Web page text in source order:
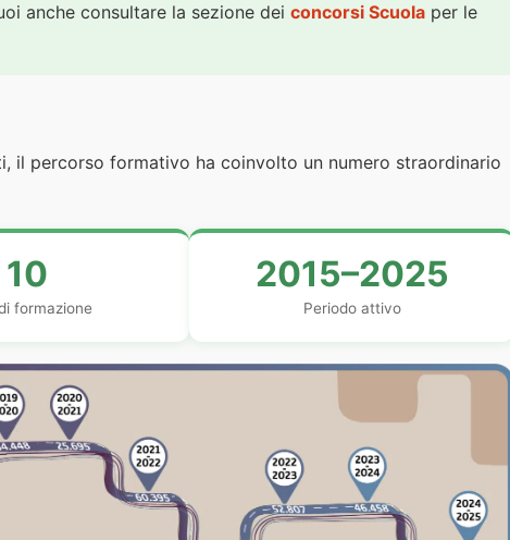
anche consultare la sezione dei concorsi Scuola per le
il percorso formativo ha coinvolto un numero straordinario
10
formazione
2015–2025
Periodo attivo